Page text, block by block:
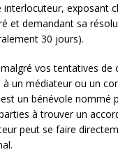
interlocuteur, exposant
et demandant sa
30 jours).
vos tentatives de
un médiateur ou un
un bénévole nommé
à trouver un
peut se faire